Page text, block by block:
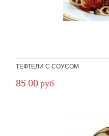
ТЕФТЕЛИ С СОУСОМ
85.00 руб